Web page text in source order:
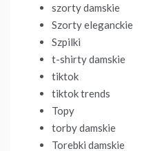
szorty damskie
Szorty eleganckie
Szpilki
t-shirty damskie
tiktok
tiktok trends
Topy
torby damskie
Torebki damskie